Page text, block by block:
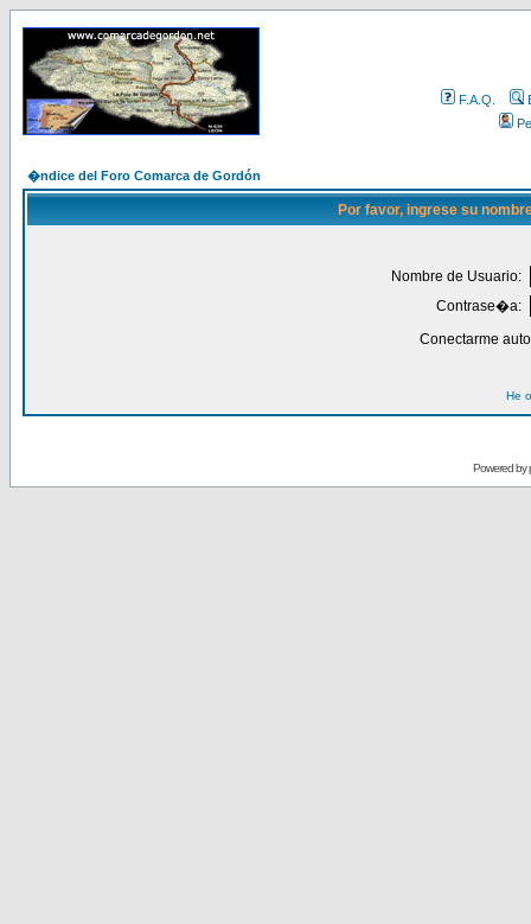
F.A.Q.
�ndice del Foro Comarca de Gordón
Por favor, ingrese su
Nombre de Usuario:
Contrase�a:
Conectarme
He
Powered by